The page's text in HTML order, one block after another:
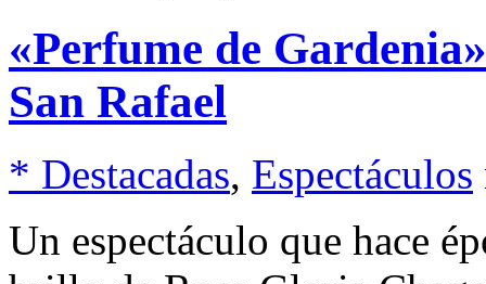
«Perfume de
San Rafael
* Destacadas, Espectáculos
Un espectáculo que hace